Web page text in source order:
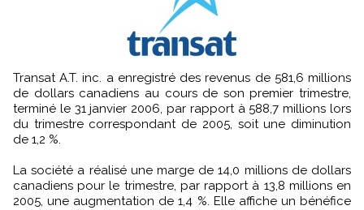
Transat A.T. inc. a enregistré des revenus de 581,6 millions
de dollars canadiens au cours de son premier trimestre,
terminé le 31 janvier 2006, par rapport à 588,7 millions lors
du trimestre correspondant de 2005, soit une diminution
de 1,2 %.
La société a réalisé une marge de 14,0 millions de dollars
canadiens pour le trimestre, par rapport à 13,8 millions en
2005, une augmentation de 1,4 %. Elle affiche un bénéfice